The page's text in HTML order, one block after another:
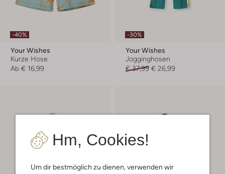
Hm, Cookies!
Um dir bestmöglich zu dienen, verwenden wir
-40%
Your Wishes
Kurze Hose
Ab € 16,99
-30%
Your Wishes
Jogginghosen
€ 37,99 € 26,99